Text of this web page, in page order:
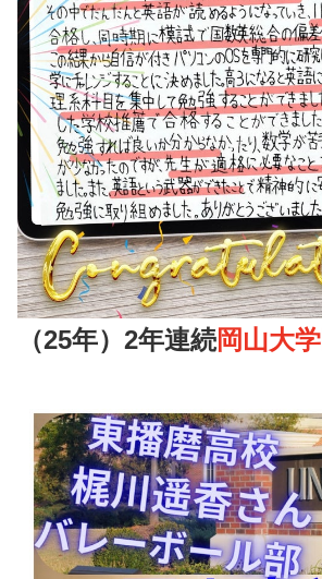
（25年）2年連続岡山大